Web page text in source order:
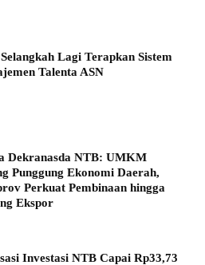
Lagi Terapkan Sistem
Talenta ASN
Dekranasda NTB: UMKM
Punggung Ekonomi Daerah,
Perkuat Pembinaan hingga
Ekspor
Investasi NTB Capai Rp33,73